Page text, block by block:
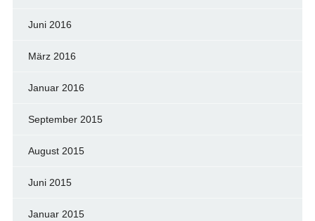
Juni 2016
März 2016
Januar 2016
September 2015
August 2015
Juni 2015
Januar 2015